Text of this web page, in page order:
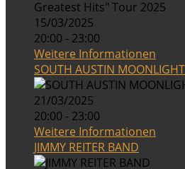
15/03/2025
20:00 - 23:00
Weitere Informationen
SOUTH AUSTIN
21/03/2025
20:00 - 23:00
Weitere Informationen
JIMMY REITER BAND